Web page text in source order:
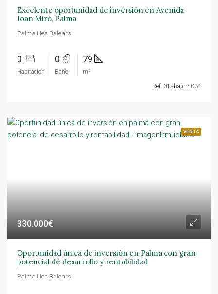
Excelente oportunidad de inversión en Avenida
Joan Miró, Palma
Palma,Illes Balears
0
Habitación
0
Baño
79
m²
Ref: 01sbaprm034
VENTA
330.000€
Oportunidad única de inversión en Palma con gran
potencial de desarrollo y rentabilidad
Palma,Illes Balears